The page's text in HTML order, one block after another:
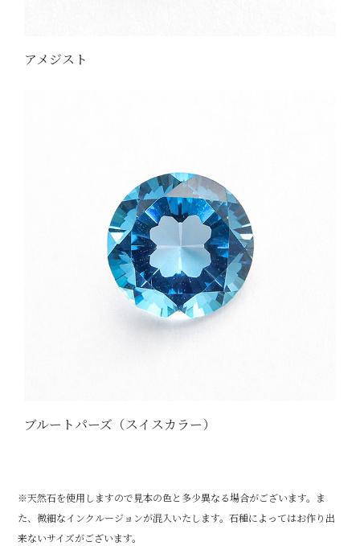
アメジスト
ブルートパーズ（スイスカラー）
※天然石を使用しますので見本の色と多少異なる場合がございます。ま
た、微細なインクルージョンが混入いたします。石種によってはお作り出
来ないサイズがございます。